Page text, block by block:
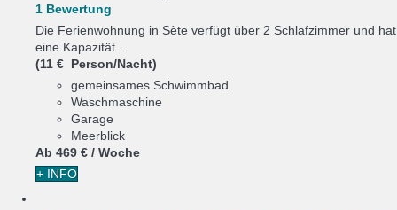
1 Bewertung
Die Ferienwohnung in Sète verfügt über 2 Schlafzimmer und hat
eine Kapazität...
(11 € Person/Nacht)
gemeinsames Schwimmbad
Waschmaschine
Garage
Meerblick
Ab 469 € / Woche
+ INFO